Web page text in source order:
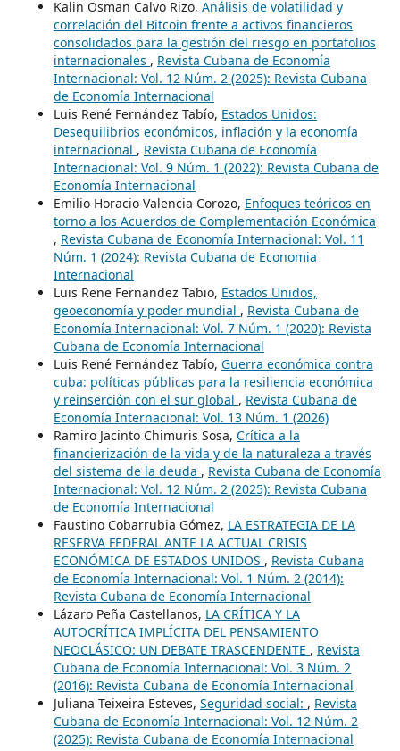
Kalin Osman Calvo Rizo, Análisis de volatilidad y
correlación del Bitcoin frente a activos financieros
consolidados para la gestión del riesgo en portafolios
internacionales , Revista Cubana de Economía
Internacional: Vol. 12 Núm. 2 (2025): Revista Cubana
de Economía Internacional
Luis René Fernández Tabío, Estados Unidos:
Desequilibrios económicos, inflación y la economía
internacional , Revista Cubana de Economía
Internacional: Vol. 9 Núm. 1 (2022): Revista Cubana de
Economía Internacional
Emilio Horacio Valencia Corozo, Enfoques teóricos en
torno a los Acuerdos de Complementación Económica
, Revista Cubana de Economía Internacional: Vol. 11
Núm. 1 (2024): Revista Cubana de Economia
Internacional
Luis Rene Fernandez Tabio, Estados Unidos,
geoeconomía y poder mundial , Revista Cubana de
Economía Internacional: Vol. 7 Núm. 1 (2020): Revista
Cubana de Economía Internacional
Luis René Fernández Tabío, Guerra económica contra
cuba: políticas públicas para la resiliencia económica
y reinserción con el sur global , Revista Cubana de
Economía Internacional: Vol. 13 Núm. 1 (2026)
Ramiro Jacinto Chimuris Sosa, Crítica a la
financierización de la vida y de la naturaleza a través
del sistema de la deuda , Revista Cubana de Economía
Internacional: Vol. 12 Núm. 2 (2025): Revista Cubana
de Economía Internacional
Faustino Cobarrubia Gómez, LA ESTRATEGIA DE LA
RESERVA FEDERAL ANTE LA ACTUAL CRISIS
ECONÓMICA DE ESTADOS UNIDOS , Revista Cubana
de Economía Internacional: Vol. 1 Núm. 2 (2014):
Revista Cubana de Economía Internacional
Lázaro Peña Castellanos, LA CRÍTICA Y LA
AUTOCRÍTICA IMPLÍCITA DEL PENSAMIENTO
NEOCLÁSICO: UN DEBATE TRASCENDENTE , Revista
Cubana de Economía Internacional: Vol. 3 Núm. 2
(2016): Revista Cubana de Economía Internacional
Juliana Teixeira Esteves, Seguridad social: , Revista
Cubana de Economía Internacional: Vol. 12 Núm. 2
(2025): Revista Cubana de Economía Internacional